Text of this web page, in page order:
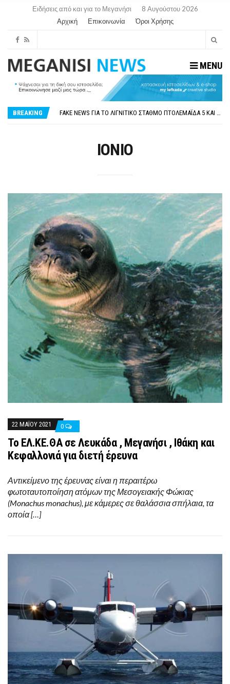
Ειδήσεις από και για το Μεγανήσι
8 Αυγούστου 2026
Αρχική
Επικοινωνία Όροι Χρήσης
MENU
BREAKING
ΠΑΡΑΙΤΉΘΗΚΕ Η ΑΝΤΙΔΉΜΑΡΧΟΣ ΠΟΛΙΤΙΣΜΟΎ ΜΕΓΑΝΗΣΊΟΥ Κ . ΕΥΑΓΓΕΛΊΑ ΜΕΛΆ. Η ΕΠΙΣΤΟΛΉ ΤΗΣ ΠΑΡΑΊΤΗΣΗΣ
«ΧΏΡΟΣ COVID FREE» = «ΧΏΡΟΣ ΧΩΡΊΣ COVID»! ΑΥΤΌ ΠΟΥ ΚΑΝΕΊΣ ΔΕΝ ΈΧΕΙ ΤΟΛΜΉΣΕΙ ΝΑ ΡΩΤΉΣΕΙ
ΙΟΝΙΟ
22 ΜΑΪ́ΟΥ 2021 0
Το ΕΛ.ΚΕ.ΘΑ σε Λευκάδα , Μεγανήσι , Ιθάκη και
Κεφαλλονιά για διετή έρευνα
Αντικείμενο της έρευνας είναι η περαιτέρω
φωτοταυτοποίηση ατόμων της Μεσογειακής Φώκιας
(Monachus monachus), με κάμερες σε θαλάσσια σπήλαια, τα
οποία […]